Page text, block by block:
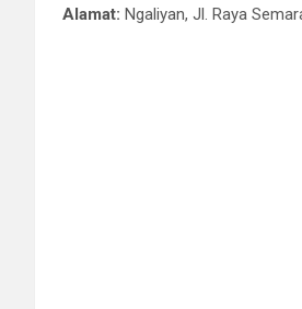
Alamat: Ngaliyan, Jl. Raya